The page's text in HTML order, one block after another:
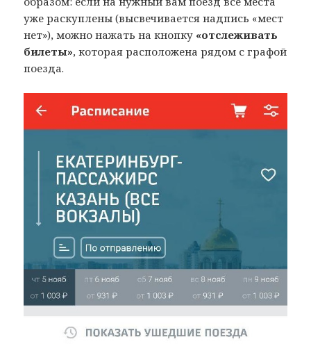
уже раскуплены (высвечивается надпись «мест
нет»), можно нажать на кнопку «отслеживать
билеты», которая расположена рядом с графой
поезда.